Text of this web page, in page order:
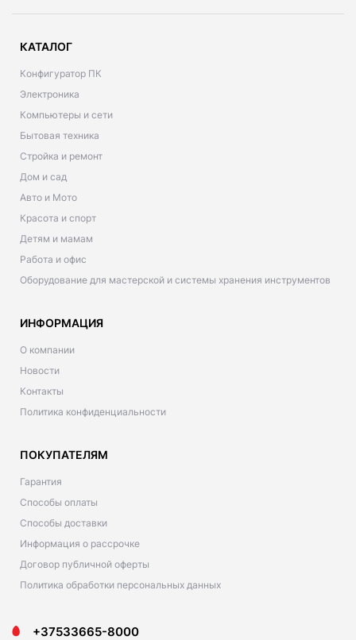
КАТАЛОГ
Конфигуратор ПК
Электроника
Компьютеры и сети
Бытовая техника
Стройка и ремонт
Дом и сад
Авто и Мото
Красота и спорт
Детям и мамам
Работа и офис
Оборудование для мастерской и системы хранения инструментов
ИНФОРМАЦИЯ
О компании
Новости
Контакты
Политика конфиденциальности
ПОКУПАТЕЛЯМ
Гарантия
Способы оплаты
Способы доставки
Информация о рассрочке
Договор публичной оферты
Политика обработки персональных данных
+37533665-8000